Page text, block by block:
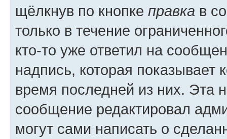
щёлкнув по кнопке правка в
только в течение
кто-то уже ответил на
надпись, которая показывает
время последней из них. Эта
сообщение редактировал
могут сами написать о